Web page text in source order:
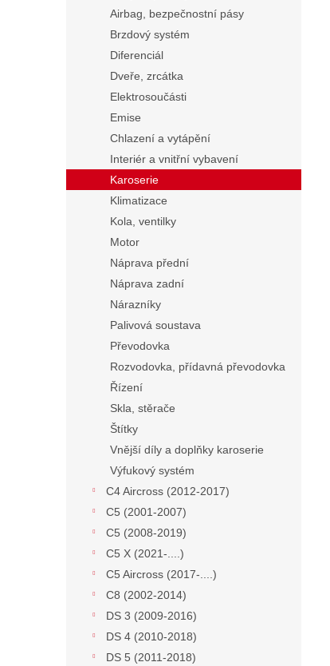
Airbag, bezpečnostní pásy
Brzdový systém
Diferenciál
Dveře, zrcátka
Elektrosoučásti
Emise
Chlazení a vytápění
Interiér a vnitřní vybavení
Karoserie
Klimatizace
Kola, ventilky
Motor
Náprava přední
Náprava zadní
Nárazníky
Palivová soustava
Převodovka
Rozvodovka, přídavná převodovka
Řízení
Skla, stěrače
Štítky
Vnější díly a doplňky karoserie
Výfukový systém
C4 Aircross (2012-2017)
C5 (2001-2007)
C5 (2008-2019)
C5 X (2021-....)
C5 Aircross (2017-....)
C8 (2002-2014)
DS 3 (2009-2016)
DS 4 (2010-2018)
DS 5 (2011-2018)